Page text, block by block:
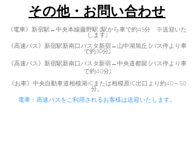
​その他・お問い合わせ
《電車》新宿駅↔中央本線藤野駅 (駅から車で約45分 ※送迎いた
します)
《高速バス》新宿駅新南口バスタ新宿↔山中湖旭丘 (バス停より車
で約30分)
《高速バス》新宿駅新南口バスタ新宿↔中央道都留 (バス停より車
で約40分)
《お車》中央自動車道相模湖ICまたは相模原IC出口より約40～50
分。
電車・高速バスをご利用されるお客様は送迎いたします。